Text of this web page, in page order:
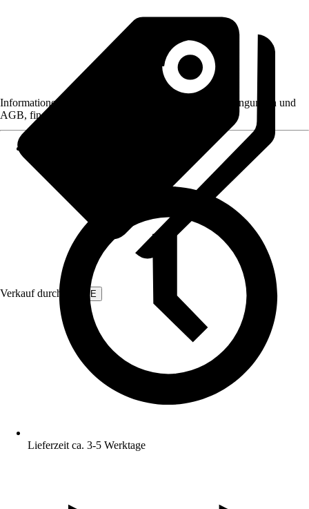
Verkauf durch: EMKE
Informationen des Verkäufers, wie z. B. Rückgabebedingungen und
AGB, finden Sie bei Klick auf den Verkäufernamen.
Lieferzeit ca. 3-5 Werktage